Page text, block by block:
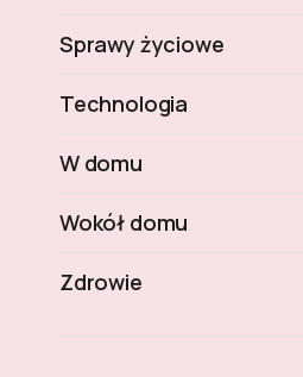
Sprawy życiowe
Technologia
W domu
Wokół domu
Zdrowie